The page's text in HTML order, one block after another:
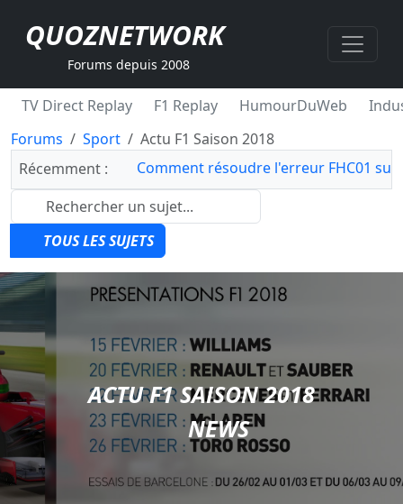
QUOZNETWORK
Forums depuis 2008
TV Direct Replay F1 Replay HumourDuWeb
Forums
Sport
Actu F1 Saison 2018
Récemment :
Comment résoudre l'erreur FHC01 sur
TOUS LES SUJETS
ACTU F1 SAISON 2018
NEWS